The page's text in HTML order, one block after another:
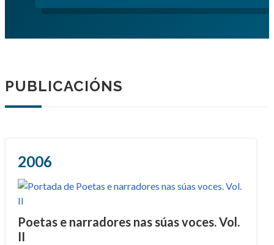
PUBLICACIÓNS
2006
Poetas e narradores nas súas voces. Vol.
II